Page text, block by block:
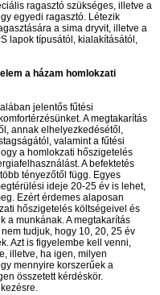
ragasztó szükséges, illetve a
egyedi ragasztó. Létezik
a sima dryvit, illetve a
lapok típusától, kialakításától,
a házam homlokzati
jelentős fűtési
A megtakarítás
annak elhelyezkedésétől,
valamint a fűtési
a homlokzati hőszigetelés
A befektetés
tényezőtől függ. Egyes
ideje 20-25 év is lehet,
Ezért érdemes alaposan
hőszigetelés költségeivel és
a munkának. A megtakarítás
tudjuk, hogy 10, 20, 25 év
Azt is figyelembe kell venni,
illetve, ha igen, milyen
mennyire korszerűek a
összetett kérdéskör.